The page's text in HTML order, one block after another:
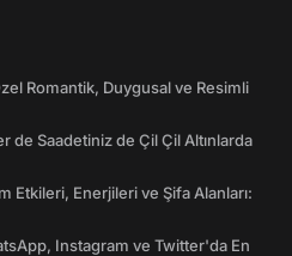
Romantik, Duygusal ve Resimli
de Saadetiniz de Çil Çil Altınlarda
Etkileri, Enerjileri ve Şifa Alanları:
Instagram ve Twitter'da En